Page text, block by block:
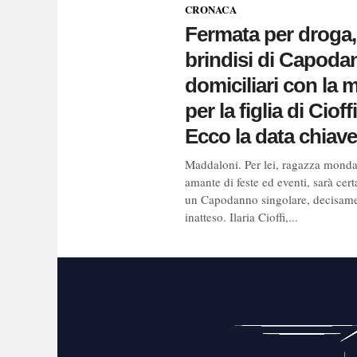
CRONACA
Fermata per droga,
brindisi di
domiciliari con la
per la figlia di
Ecco la data chiave
Maddaloni. Per lei, ragazza
amante di feste ed eventi, sarà
un Capodanno singolare,
inatteso. Ilaria Cioffi,...